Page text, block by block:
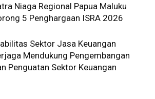
Niaga Regional Papua Maluku
5 Penghargaan ISRA 2026
Sektor Jasa Keuangan
Mendukung Pengembangan
Penguatan Sektor Keuangan